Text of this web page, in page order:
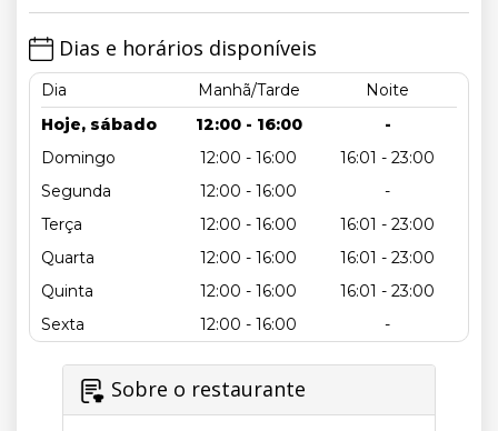
Dias e horários disponíveis
Dia Manhã/Tarde
Noite
Hoje, sábado
12:00 - 16:00
-
Domingo
12:00 - 16:00
16:01 - 23:00
Segunda
12:00 - 16:00
-
Terça
12:00 - 16:00
16:01 - 23:00
Quarta
12:00 - 16:00
16:01 - 23:00
Quinta
12:00 - 16:00
16:01 - 23:00
Sexta
12:00 - 16:00 -
Sobre o restaurante